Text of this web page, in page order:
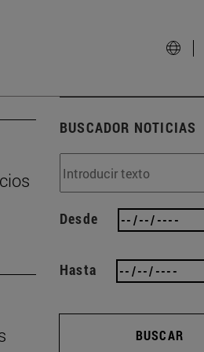
BUSCADOR NOTICIAS
Desde
Hasta
BUSCAR